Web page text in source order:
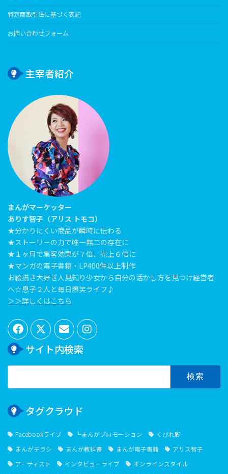
特定商取引法に基づく表記
お問い合わせフォーム
主宰者紹介
まんがマーケッター
ありす智子（アリス トモコ）
★分かりにくい商品が瞬時に伝わる
★ストーリーの力で唯一無二の存在に
★１ヶ月で集客効果が７倍、売上６倍に
★マンガの電子書籍・LP400件以上制作
お絵描き大好き人見知り少女から自分の活かし方を見つけ経営者
へ☆息子２人と毎日爆笑ライフ♪
＞＞詳しくはこちら
サイト内検索
検
タグクラウド
Facebookライブ ┗まんがプロモーション
くびれ脚
まんがチラシ
まんが教科書 まんが電子書籍
アリス智子
アーティスト
インタビューライブ
オンラインスタイル